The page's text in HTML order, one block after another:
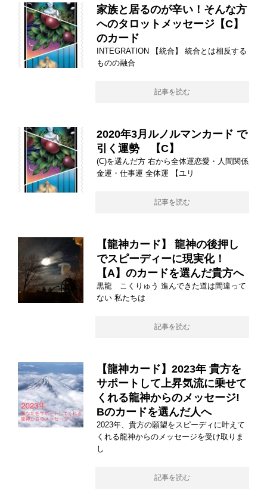
家族と居るのが辛い！そんな方
へのタロットメッセージ【C】
のカード
INTEGRATION 【統合】 統合とは相反する
ものの融合
記事を読む
2020年3月ルノルマンカード で
引く運勢 【C】
(C)を選んだ方 右から全体運恋愛・人間関係
金運・仕事運 全体運 【ユリ
記事を読む
【龍神カード】 龍神の後押し
でスピーディーに現実化！
【A】のカードを選んだ貴方へ
黒龍 こくりゅう 進んできた道は間違って
ない 私たちは
記事を読む
【龍神カード】2023年 貴方を
サポートして上昇気流に乗せて
くれる龍神からのメッセージ!
Bのカードを選んだ人へ
2023年、貴方の願望をスピーディに叶えて
くれる龍神からのメッセージを受け取りま
し
記事を読む